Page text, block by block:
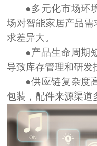
●多元化市场环
场对智能家居产品
求差异大。
●产品生命周期
导致库存管理和研发
●供应链复杂度
包装，配件来源渠道